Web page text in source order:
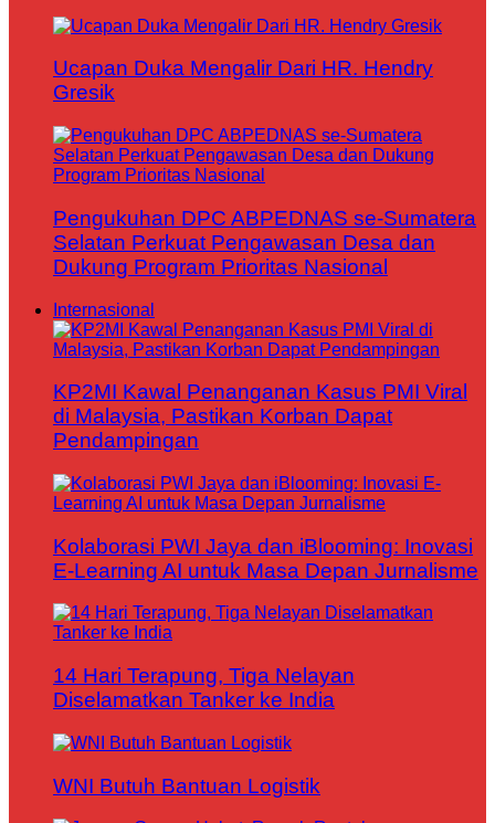
Ucapan Duka Mengalir Dari HR. Hendry
Gresik
Pengukuhan DPC ABPEDNAS se-Sumatera
Selatan Perkuat Pengawasan Desa dan
Dukung Program Prioritas Nasional
Internasional
KP2MI Kawal Penanganan Kasus PMI Viral
di Malaysia, Pastikan Korban Dapat
Pendampingan
Kolaborasi PWI Jaya dan iBlooming: Inovasi
E-Learning AI untuk Masa Depan Jurnalisme
14 Hari Terapung, Tiga Nelayan
Diselamatkan Tanker ke India
WNI Butuh Bantuan Logistik